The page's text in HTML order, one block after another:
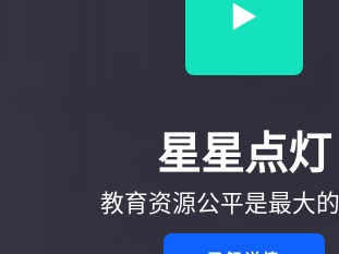
星星点灯
教育资源公平是最大